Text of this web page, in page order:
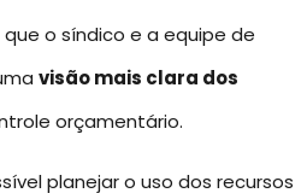
o síndico e a equipe de
visão mais clara dos
orçamentário.
planejar o uso dos recursos